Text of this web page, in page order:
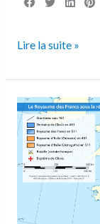
Lire la suite »
Le
Royaume
des
Francs
sous
Clovis